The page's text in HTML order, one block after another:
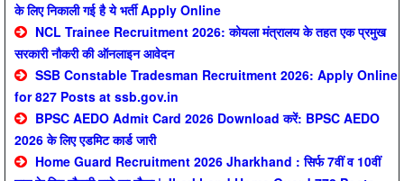
के लिए निकाली गई है ये भर्ती Apply Online
NCL Trainee Recruitment 2026: कोयला मंत्रालय के तहत एक प्रमुख
सरकारी नौकरी की ऑनलाइन आवेदन
SSB Constable Tradesman Recruitment 2026: Apply Online
for 827 Posts at ssb.gov.in
BPSC AEDO Admit Card 2026 Download करें: BPSC AEDO
2026 के लिए एडमिट कार्ड जारी
Home Guard Recruitment 2026 Jharkhand : सिर्फ 7वीं व 10वीं